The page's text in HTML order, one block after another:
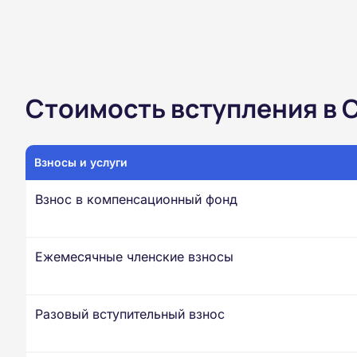
Стоимость вступления в
Взносы и услуги
Взнос в компенсационный фонд
Ежемесячные членские взносы
Разовый вступительный взнос